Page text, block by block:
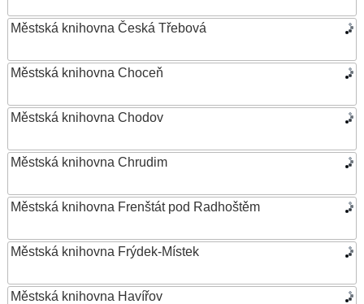
Městská knihovna Česká Třebová
Městská knihovna Choceň
Městská knihovna Chodov
Městská knihovna Chrudim
Městská knihovna Frenštát pod Radhoštěm
Městská knihovna Frýdek-Místek
Městská knihovna Havířov